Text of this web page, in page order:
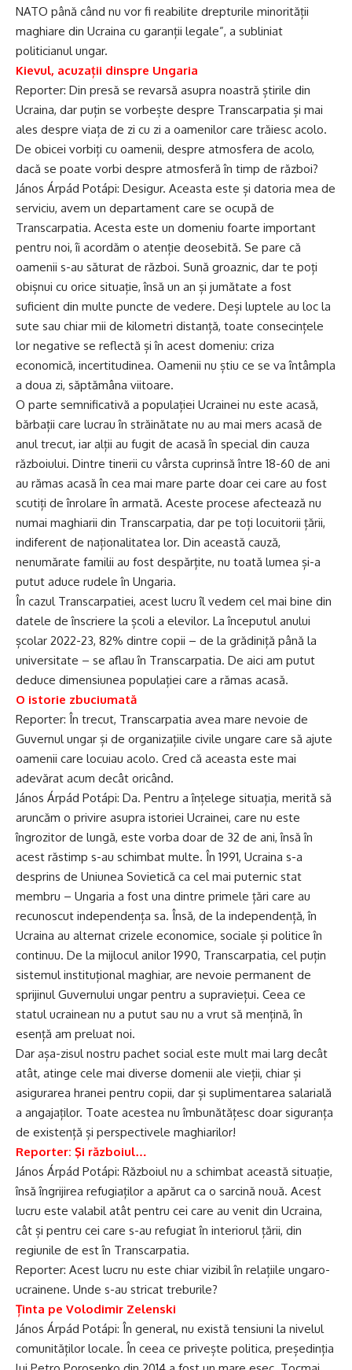
NATO până când nu vor fi reabilite drepturile minorității
maghiare din Ucraina cu garanții legale”, a subliniat
politicianul ungar.
Kievul, acuzații dinspre Ungaria
Reporter: Din presă se revarsă asupra noastră știrile din
Ucraina, dar puțin se vorbește despre Transcarpatia și mai
ales despre viața de zi cu zi a oamenilor care trăiesc acolo.
De obicei vorbiți cu oamenii, despre atmosfera de acolo,
dacă se poate vorbi despre atmosferă în timp de război?
János Árpád Potápi: Desigur. Aceasta este și datoria mea de
serviciu, avem un departament care se ocupă de
Transcarpatia. Acesta este un domeniu foarte important
pentru noi, îi acordăm o atenție deosebită. Se pare că
oamenii s-au săturat de război. Sună groaznic, dar te poți
obișnui cu orice situație, însă un an și jumătate a fost
suficient din multe puncte de vedere. Deși luptele au loc la
sute sau chiar mii de kilometri distanță, toate consecințele
lor negative se reflectă și în acest domeniu: criza
economică, incertitudinea. Oamenii nu știu ce se va întâmpla
a doua zi, săptămâna viitoare.
O parte semnificativă a populației Ucrainei nu este acasă,
bărbații care lucrau în străinătate nu au mai mers acasă de
anul trecut, iar alții au fugit de acasă în special din cauza
războiului. Dintre tinerii cu vârsta cuprinsă între 18-60 de ani
au rămas acasă în cea mai mare parte doar cei care au fost
scutiți de înrolare în armată. Aceste procese afectează nu
numai maghiarii din Transcarpatia, dar pe toți locuitorii țării,
indiferent de naționalitatea lor. Din această cauză,
nenumărate familii au fost despărțite, nu toată lumea și-a
putut aduce rudele în Ungaria.
În cazul Transcarpatiei, acest lucru îl vedem cel mai bine din
datele de înscriere la școli a elevilor. La începutul anului
școlar 2022-23, 82% dintre copii – de la grădiniță până la
universitate – se aflau în Transcarpatia. De aici am putut
deduce dimensiunea populației care a rămas acasă.
O istorie zbuciumată
Reporter: În trecut, Transcarpatia avea mare nevoie de
Guvernul ungar și de organizațiile civile ungare care să ajute
oamenii care locuiau acolo. Cred că aceasta este mai
adevărat acum decât oricând.
János Árpád Potápi: Da. Pentru a înțelege situația, merită să
aruncăm o privire asupra istoriei Ucrainei, care nu este
îngrozitor de lungă, este vorba doar de 32 de ani, însă în
acest răstimp s-au schimbat multe. În 1991, Ucraina s-a
desprins de Uniunea Sovietică ca cel mai puternic stat
membru – Ungaria a fost una dintre primele țări care au
recunoscut independența sa. Însă, de la independență, în
Ucraina au alternat crizele economice, sociale și politice în
continuu. De la mijlocul anilor 1990, Transcarpatia, cel puțin
sistemul instituțional maghiar, are nevoie permanent de
sprijinul Guvernului ungar pentru a supraviețui. Ceea ce
statul ucrainean nu a putut sau nu a vrut să mențină, în
esență am preluat noi.
Dar așa-zisul nostru pachet social este mult mai larg decât
atât, atinge cele mai diverse domenii ale vieții, chiar și
asigurarea hranei pentru copii, dar și suplimentarea salarială
a angajaților. Toate acestea nu îmbunătățesc doar siguranța
de existență și perspectivele maghiarilor!
Reporter: Şi războiul…
János Árpád Potápi: Războiul nu a schimbat această situație,
însă îngrijirea refugiaților a apărut ca o sarcină nouă. Acest
lucru este valabil atât pentru cei care au venit din Ucraina,
cât și pentru cei care s-au refugiat în interiorul țării, din
regiunile de est în Transcarpatia.
Reporter: Acest lucru nu este chiar vizibil în relațiile ungaro-
ucrainene. Unde s-au stricat treburile?
Ținta pe Volodimir Zelenski
János Árpád Potápi: În general, nu există tensiuni la nivelul
comunităților locale. În ceea ce privește politica, președinția